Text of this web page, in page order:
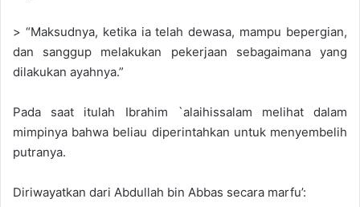
> “Maksudnya, ketika ia telah dewasa, mampu bepergian,
dan sanggup melakukan pekerjaan sebagaimana yang
dilakukan ayahnya.”
Pada saat itulah Ibrahim `alaihissalam melihat dalam
mimpinya bahwa beliau diperintahkan untuk menyembelih
putranya.
Diriwayatkan dari Abdullah bin Abbas secara marfu’: